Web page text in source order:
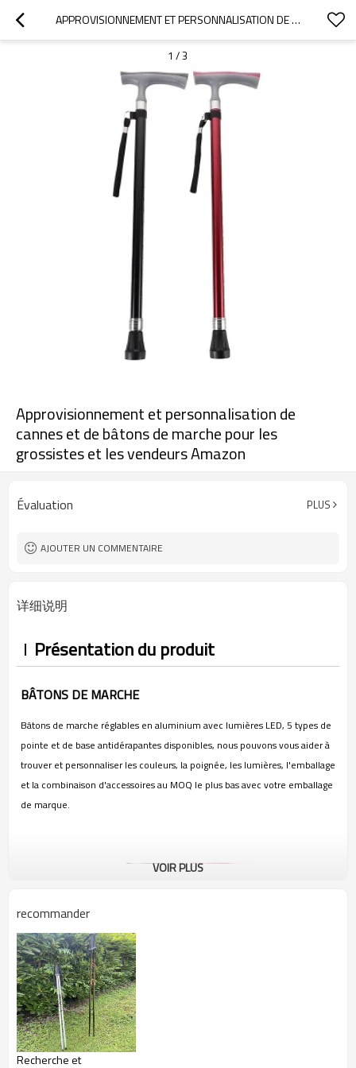
APPROVISIONNEMENT ET PERSONNALISATION DE CANNES ET DE BÂTONS DE MARCHE POUR LES GROSSISTES ET LES VENDEURS AMAZON
1 /3
Approvisionnement et personnalisation de
cannes et de bâtons de marche pour les
grossistes et les vendeurs Amazon
Évaluation PLUS
AJOUTER UN COMMENTAIRE
详细说明
Présentation du produit
BÂTONS DE MARCHE
Bâtons de marche réglables en aluminium avec lumières LED, 5 types de
pointe et de base antidérapantes disponibles, nous pouvons vous aider à
trouver et personnaliser les couleurs, la poignée, les lumières, l'emballage
et la combinaison d'accessoires au MOQ le plus bas avec votre emballage
de marque.
VOIR PLUS
recommander
Recherche et